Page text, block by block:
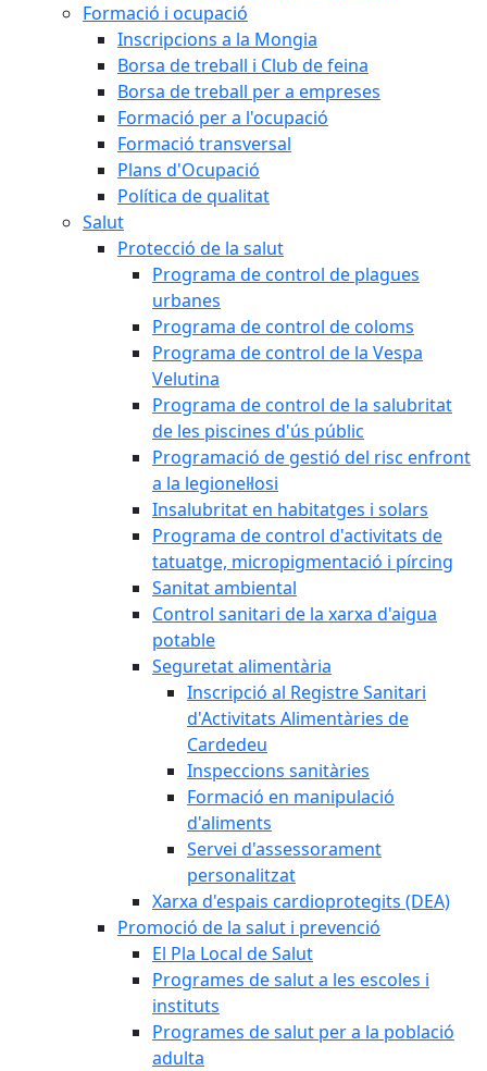
Formació i ocupació
Inscripcions a la Mongia
Borsa de treball i Club de feina
Borsa de treball per a empreses
Formació per a l'ocupació
Formació transversal
Plans d'Ocupació
Política de qualitat
Salut
Protecció de la salut
Programa de control de plagues
urbanes
Programa de control de coloms
Programa de control de la Vespa
Velutina
Programa de control de la salubritat
de les piscines d'ús públic
Programació de gestió del risc enfront
a la legionel·losi
Insalubritat en habitatges i solars
Programa de control d'activitats de
tatuatge, micropigmentació i pírcing
Sanitat ambiental
Control sanitari de la xarxa d'aigua
potable
Seguretat alimentària
Inscripció al Registre Sanitari
d'Activitats Alimentàries de
Cardedeu
Inspeccions sanitàries
Formació en manipulació
d'aliments
Servei d'assessorament
personalitzat
Xarxa d'espais cardioprotegits (DEA)
Promoció de la salut i prevenció
El Pla Local de Salut
Programes de salut a les escoles i
instituts
Programes de salut per a la població
adulta